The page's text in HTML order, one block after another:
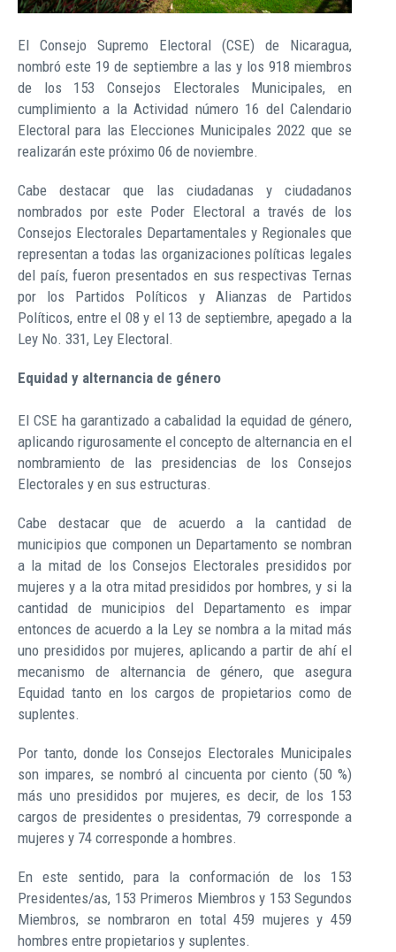
El Consejo Supremo Electoral (CSE) de Nicaragua,
nombró este 19 de septiembre a las y los 918 miembros
de los 153 Consejos Electorales Municipales, en
cumplimiento a la Actividad número 16 del Calendario
Electoral para las Elecciones Municipales 2022 que se
realizarán este próximo 06 de noviembre.
Cabe destacar que las ciudadanas y ciudadanos
nombrados por este Poder Electoral a través de los
Consejos Electorales Departamentales y Regionales que
representan a todas las organizaciones políticas legales
del país, fueron presentados en sus respectivas Ternas
por los Partidos Políticos y Alianzas de Partidos
Políticos, entre el 08 y el 13 de septiembre, apegado a la
Ley No. 331, Ley Electoral.
Equidad y alternancia de género
El CSE ha garantizado a cabalidad la equidad de género,
aplicando rigurosamente el concepto de alternancia en el
nombramiento de las presidencias de los Consejos
Electorales y en sus estructuras.
Cabe destacar que de acuerdo a la cantidad de
municipios que componen un Departamento se nombran
a la mitad de los Consejos Electorales presididos por
mujeres y a la otra mitad presididos por hombres, y si la
cantidad de municipios del Departamento es impar
entonces de acuerdo a la Ley se nombra a la mitad más
uno presididos por mujeres, aplicando a partir de ahí el
mecanismo de alternancia de género, que asegura
Equidad tanto en los cargos de propietarios como de
suplentes.
Por tanto, donde los Consejos Electorales Municipales
son impares, se nombró al cincuenta por ciento (50 %)
más uno presididos por mujeres, es decir, de los 153
cargos de presidentes o presidentas, 79 corresponde a
mujeres y 74 corresponde a hombres.
En este sentido, para la conformación de los 153
Presidentes/as, 153 Primeros Miembros y 153 Segundos
Miembros, se nombraron en total 459 mujeres y 459
hombres entre propietarios y suplentes.